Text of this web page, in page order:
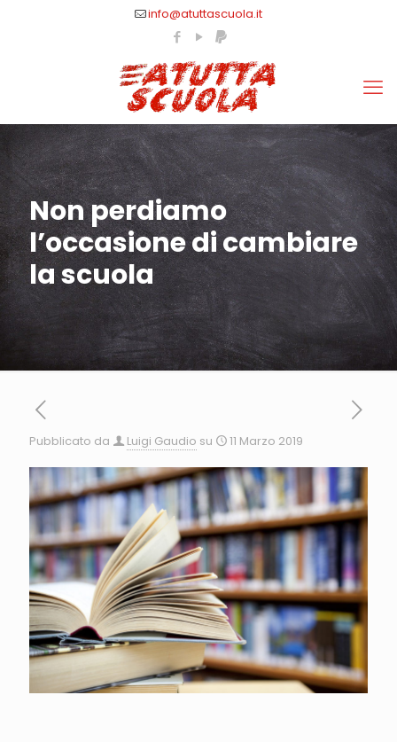
info@atuttascuola.it
Non perdiamo
l’occasione di cambiare
la scuola
Pubblicato da Luigi Gaudio su 11 Marzo 2019